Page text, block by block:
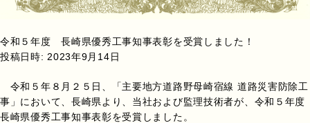
令和５年度 長崎県優秀工事知事表彰を受賞しました！
投稿日時: 2023年9月14日
令和５年８月２５日、「主要地方道路野母崎宿線 道路災害防除工
事」において、長崎県より、当社および監理技術者が、令和５年度
長崎県優秀工事知事表彰を受賞しました。